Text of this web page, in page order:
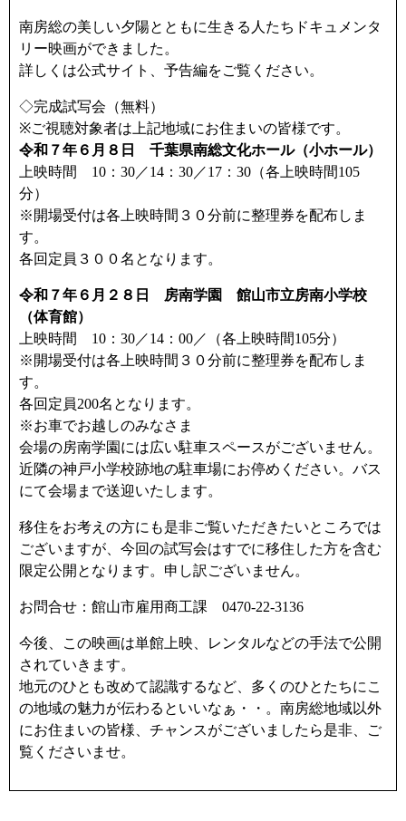
南房総の美しい夕陽とともに生きる人たちドキュメンタ
リー映画ができました。
詳しくは公式サイト、予告編をご覧ください。
◇完成試写会（無料）
※ご視聴対象者は上記地域にお住まいの皆様です。
令和７年６月８日 千葉県南総文化ホール（小ホール）
上映時間 10：30／14：30／17：30（各上映時間105
分）
※開場受付は各上映時間３０分前に整理券を配布しま
す。
各回定員３００名となります。
令和７年６月２８日 房南学園 館山市立房南小学校
（体育館）
上映時間 10：30／14：00／（各上映時間105分）
※開場受付は各上映時間３０分前に整理券を配布しま
す。
各回定員200名となります。
※お車でお越しのみなさま
会場の房南学園には広い駐車スペースがございません。
近隣の神戸小学校跡地の駐車場にお停めください。バス
にて会場まで送迎いたします。
移住をお考えの方にも是非ご覧いただきたいところでは
ございますが、今回の試写会はすでに移住した方を含む
限定公開となります。申し訳ございません。
お問合せ：館山市雇用商工課 0470-22-3136
今後、この映画は単館上映、レンタルなどの手法で公開
されていきます。
地元のひとも改めて認識するなど、多くのひとたちにこ
の地域の魅力が伝わるといいなぁ・・。南房総地域以外
にお住まいの皆様、チャンスがございましたら是非、ご
覧くださいませ。